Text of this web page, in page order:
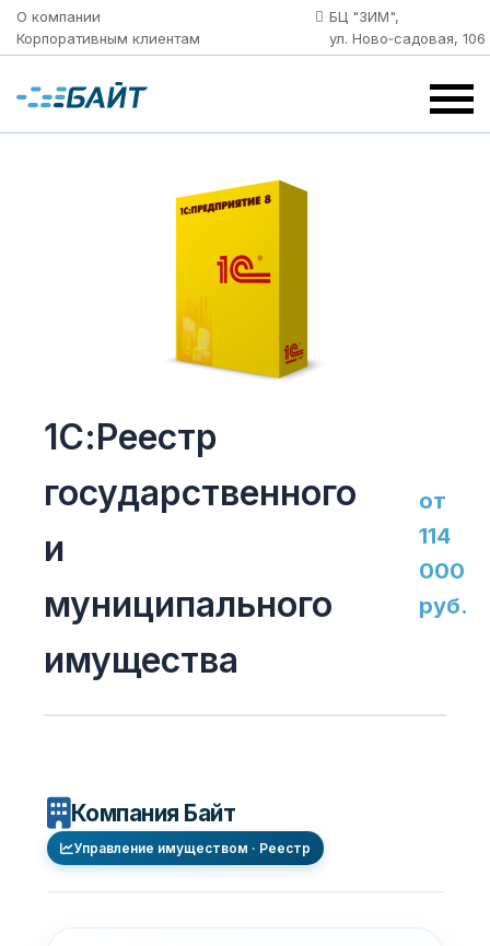
О компании
Корпоративным клиентам
БЦ "ЗИМ",
ул. Ново‑садовая, 106
1С:Реестр
государственного
и
муниципального
имущества
от
114
000
руб.
Компания Байт
Управление имуществом · Реестр